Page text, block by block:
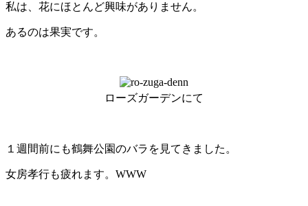
私は、花にほとんど興味がありません。
あるのは果実です。
ローズガーデンにて
１週間前にも鶴舞公園のバラを見てきました。
女房孝行も疲れます。WWW